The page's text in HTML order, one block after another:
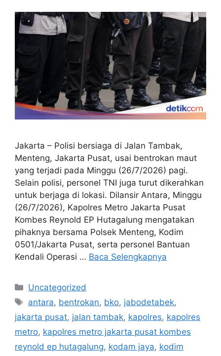
Jakarta – Polisi bersiaga di Jalan Tambak,
Menteng, Jakarta Pusat, usai bentrokan maut
yang terjadi pada Minggu (26/7/2026) pagi.
Selain polisi, personel TNI juga turut dikerahkan
untuk berjaga di lokasi. Dilansir Antara, Minggu
(26/7/2026), Kapolres Metro Jakarta Pusat
Kombes Reynold EP Hutagalung mengatakan
pihaknya bersama Polsek Menteng, Kodim
0501/Jakarta Pusat, serta personel Bantuan
Kendali Operasi … Baca Selengkapnya
Kategori
Uncategorized
Tag
antara, bentrokan, bko, jabodetabek,
jakarta pusat, jalan tambak, kapolres, kapolres
metro, kapolres metro jakarta pusat kombes
reynold ep hutagalung, kodam jaya, kodim